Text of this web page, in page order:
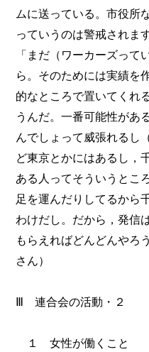
ムに送っている。市役所
っていうのは警戒されま
「まだ（ワーカーズって
ら。そのためには実績を
的なところで置いてくれ
うんだ。一番可能性があ
んでしょって威張れるし
ど東京とかにはあるし，
ある人ってそういうとこ
足を運んだりしてるから
わけだし。だから，発信
もらえればどんどんやろ
さん）
Ⅲ 連合会の活動・２
１ 女性が働くこと